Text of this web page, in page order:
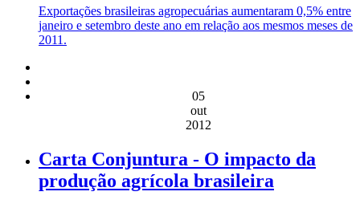
Exportações brasileiras agropecuárias aumentaram 0,5% entre
janeiro e setembro deste ano em relação aos mesmos meses de
2011.
05
out
2012
Carta Conjuntura - O impacto da
produção agrícola brasileira